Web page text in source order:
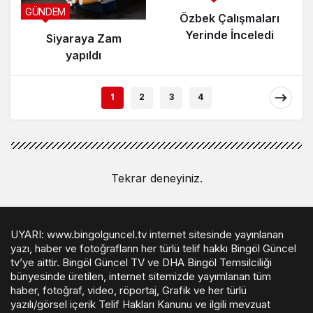
GÜNDEM
Siyaraya Zam
yapıldı
Özbek Çalışmaları
Yerinde İnceledi
1 2 3 4
Tekrar deneyiniz.
UYARI: www.bingolguncel.tv internet sitesinde yayınlanan
yazı, haber ve fotoğrafların her türlü telif hakkı Bingöl Güncel
tv’ye aittir. Bingöl Güncel TV ve DHA Bingöl Temsilciliği
bünyesinde üretilen, internet sitemizde yayımlanan tüm
haber, fotoğraf, video, röportaj, Grafik ve her türlü
yazılı/görsel içerik Telif Hakları Kanunu ve ilgili mevzuat